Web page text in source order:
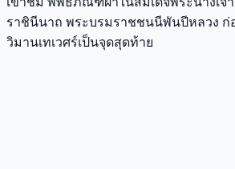
ราชินีนาถ พระบรมราชชนนีพันปีหลวง ก่
วิมานเทเวศร์เป็นจุดสุดท้าย